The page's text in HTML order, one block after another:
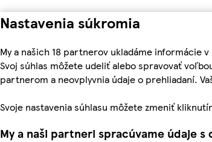
Nastavenia súkromia
My a našich 18 partnerov ukladáme informácie
Svoj súhlas môžete udeliť alebo spravovať
partnerom a neovplyvnia údaje o prehliadaní.
Svoje nastavenia súhlasu môžete zmeniť
My a naši partneri spracúvame údaje s